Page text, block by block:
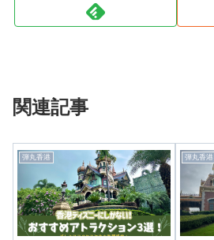
関連記事
弾丸香港 弾丸香港